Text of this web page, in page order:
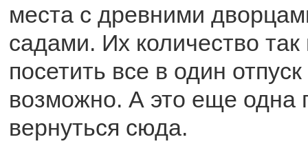
места с древними
садами. Их количество так
посетить все в один
возможно. А это еще одна
вернуться сюда.